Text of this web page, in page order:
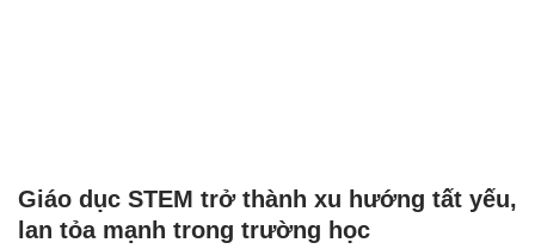
Giáo dục STEM trở thành xu hướng tất yếu,
lan tỏa mạnh trong trường học